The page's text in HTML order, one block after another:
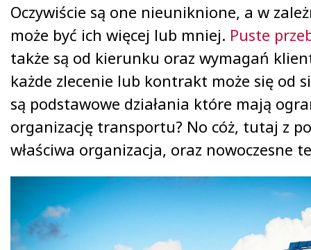
Oczywiście są one nieuniknione, a w
może być ich więcej lub mniej. Puste
także są od kierunku oraz wymagań
każde zlecenie lub kontrakt może się od
są podstawowe działania które mają
organizację transportu? No cóż, tutaj z
właściwa organizacja, oraz nowoczesne